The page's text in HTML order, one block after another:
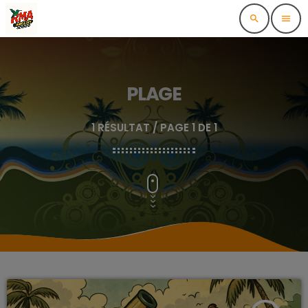
search menu
PLAGE
1 RÉSULTAT / PAGE 1 DE 1